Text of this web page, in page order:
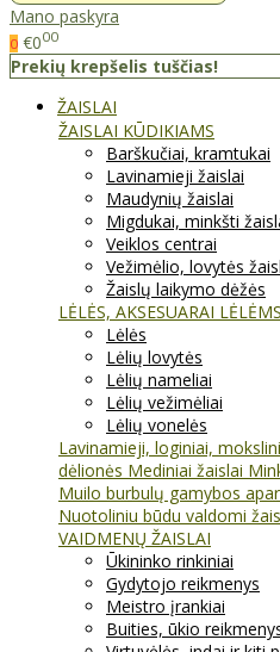
Mano paskyra
0 €000
Prekių krepšelis tuščias!
ŽAISLAI
ŽAISLAI KŪDIKIAMS
Barškučiai, kramtukai
Lavinamieji žaislai
Maudynių žaislai
Migdukai, minkšti
Veiklos centrai
Vežimėlio, lovytės
Žaislų laikymo dėžės
LĖLĖS, AKSESUARAI LĖLĖMS
Lėlės
Lėlių lovytės
Lėlių nameliai
Lėlių vežimėliai
Lėlių vonelės
Lavinamieji, loginiai,
dėlionės Mediniai žaislai
Muilo burbulų gamybos
Nuotoliniu būdu valdomi
VAIDMENŲ ŽAISLAI
Ūkininko rinkiniai
Gydytojo reikmenys
Meistro įrankiai
Buities, ūkio